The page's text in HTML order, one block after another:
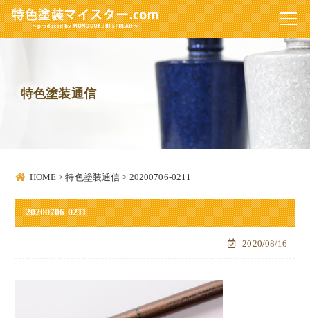
特色塗装通信
HOME >特色塗装通信 > 20200706-0211
20200706-0211
2020/08/16